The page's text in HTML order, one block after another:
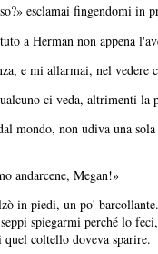
esclamai fingendomi in
a Herman non appena
e mi allarmai, nel vedere
ci veda, altrimenti la
mondo, non udiva una
andarcene, Megan!»
in piedi, un po'
spiegarmi perché lo
coltello doveva sparire.